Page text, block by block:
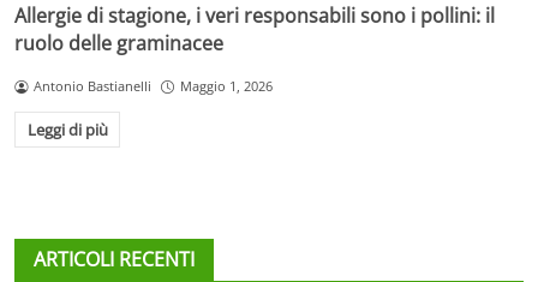
Allergie di stagione, i veri responsabili sono i pollini: il
ruolo delle graminacee
Antonio Bastianelli Maggio 1, 2026
Leggi di più
ARTICOLI RECENTI